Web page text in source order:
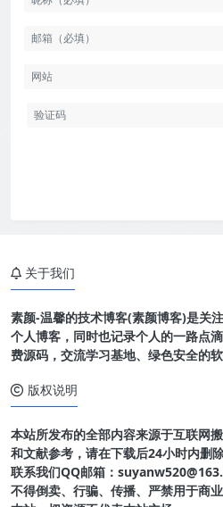
关于我们
素颜-温馨的技术博客(素颜博客)是关
个人博客，同时也记录个人的一路点
费源码，交流学习基地、绿色安全的
版权说明
本站所发布的全部内容来源于互联网
和文献参考，请在下载后24小时内删
联系我们QQ邮箱：
不得倒卖、行骗、传播、严禁用于商